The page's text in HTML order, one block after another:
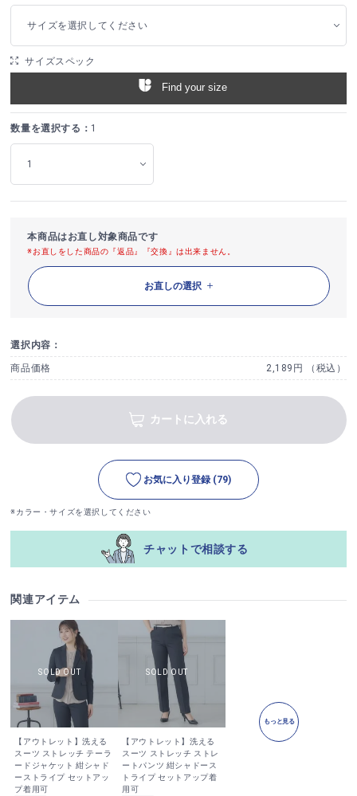
サイズを選択してください
サイズスペック
Find your size
数量を選択する： 1
本商品はお直し対象商品です
※お直しをした商品の『返品』『交換』は出来ません。
お直しの選択
選択内容：
商品価格 2,189円 （税込）
カートに入れる
お気に入り登録 (79)
※カラー・サイズを選択してください
チャットで相談する
関連アイテム
【アウトレット】洗える
スーツ ストレッチ テーラ
ードジャケット 紺シャド
ーストライプ セットアッ
プ着用可
【アウトレット】洗える
スーツ ストレッチ ストレ
ートパンツ 紺シャドース
トライプ セットアップ着
用可
もっと見る